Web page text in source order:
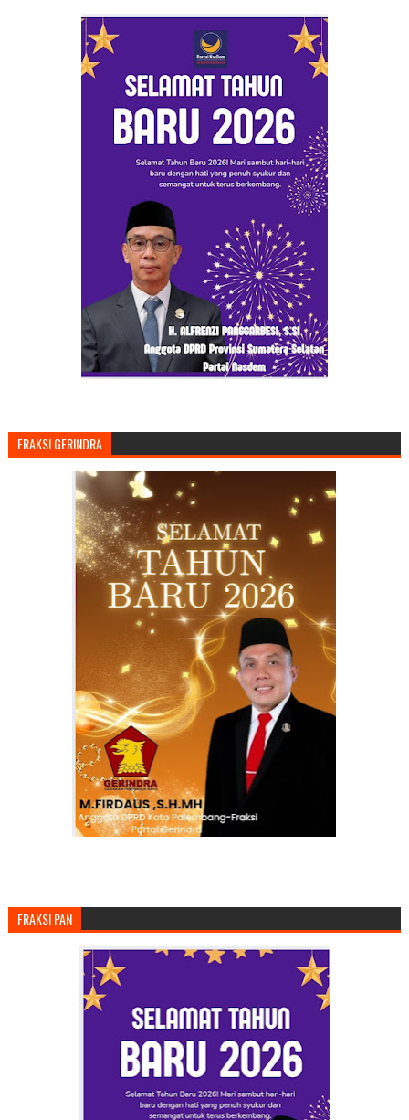
FRAKSI GERINDRA
FRAKSI PAN